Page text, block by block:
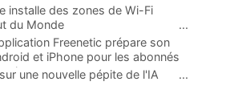
installe des zones de Wi-Fi
du Monde
...
Freenetic prépare son
et iPhone pour les abonnés
laune nouvelle pépite de l'IA ...